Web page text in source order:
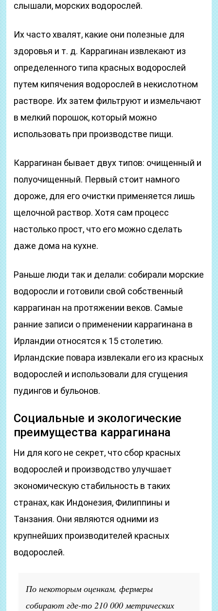
слышали, морских водорослей.
Их часто хвалят, какие они полезные для
здоровья и т. д. Каррагинан извлекают из
определенного типа красных водорослей
путем кипячения водорослей в некислотном
растворе. Их затем фильтруют и измельчают
в мелкий порошок, который можно
использовать при производстве пищи.
Каррагинан бывает двух типов: очищенный и
полуочищенный. Первый стоит намного
дороже, для его очистки применяется лишь
щелочной раствор. Хотя сам процесс
настолько прост, что его можно сделать
даже дома на кухне.
Раньше люди так и делали: собирали морские
водоросли и готовили свой собственный
каррагинан на протяжении веков. Самые
ранние записи о применении каррагинана в
Ирландии относятся к 15 столетию.
Ирландские повара извлекали его из красных
водорослей и использовали для сгущения
пудингов и бульонов.
Социальные и экологические
преимущества каррагинана
Ни для кого не секрет, что сбор красных
водорослей и производство улучшает
экономическую стабильность в таких
странах, как Индонезия, Филиппины и
Танзания. Они являются одними из
крупнейших производителей красных
водорослей.
По некоторым оценкам, фермеры
собирают где-то 210 000 метрических